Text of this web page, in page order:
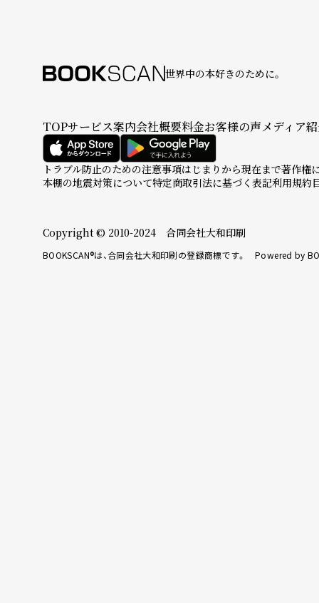
世界中の本好きのために。
TOPサービス案内会社概要料金お客様の声メディア
トラブル防止のための注意事項はじまりから現在まで著作権
本棚の地震対策について特定商取引法に基づく表記利用規約
Copyright © 2010-2024 合同会社大和印刷
BOOKSCAN®は、合同会社大和印刷の登録商標です。 Powered by